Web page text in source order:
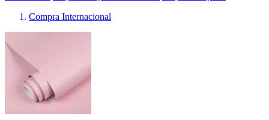
Compra Internacional